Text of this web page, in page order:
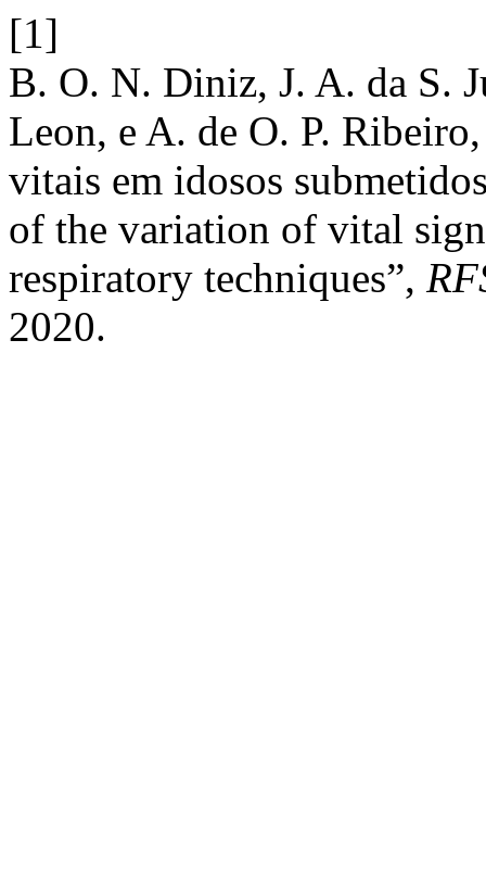
[1]
B. O. N. Diniz, J. A. da S.
Leon, e A. de O. P.
vitais em idosos
of the variation of vital
respiratory techniques”,
2020.